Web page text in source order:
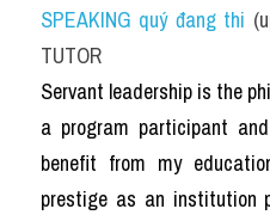
SPEAKING quý đang thi
TUTOR
Servant leadership is the
a program participant
benefit from my
prestige as an institution